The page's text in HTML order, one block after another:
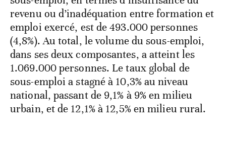
revenu ou d’inadéquation entre formation et
emploi exercé, est de 493.000 personnes
(4,8%). Au total, le volume du sous-emploi,
dans ses deux composantes, a atteint les
1.069.000 personnes. Le taux global de
sous-emploi a stagné à 10,3% au niveau
national, passant de 9,1% à 9% en milieu
urbain, et de 12,1% à 12,5% en milieu rural.